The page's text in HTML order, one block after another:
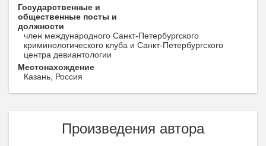
Государственные и
общественные посты и
должности
член международного Санкт-Петербургского
криминологического клуба и Санкт-Петербургского
центра девиантологии
Местонахождение
Казань, Россия
Произведения автора